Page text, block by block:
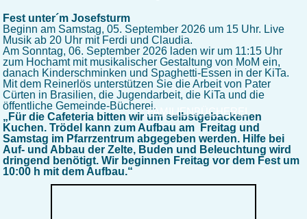
FAMILIENBÜCHEREI
Fest unter´m Josefsturm
Beginn am Samstag, 05. September 2026 um 15 Uhr. Live
Musik ab 20 Uhr mit Ferdi und Claudia.
Am Sonntag, 06. September 2026 laden wir um 11:15 Uhr
zum Hochamt mit musikalischer Gestaltung von MoM ein,
danach Kinderschminken und Spaghetti-Essen in der KiTa.
Mit dem Reinerlös unterstützen Sie die Arbeit von Pater
Cürten in Brasilien, die Jugendarbeit, die KiTa und die
öffentliche Gemeinde-Bücherei.
„Für die Cafeteria bitten wir um selbstgebackenen
Kuchen. Trödel kann zum Aufbau am Freitag und
Samstag im Pfarrzentrum abgegeben werden. Hilfe bei
Auf- und Abbau der Zelte, Buden und Beleuchtung wird
dringend benötigt. Wir beginnen Freitag vor dem Fest um
10:00 h mit dem Aufbau.“